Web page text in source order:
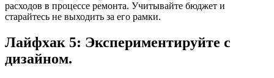
расходов в процессе ремонта. Учитывайте бюджет и
старайтесь не выходить за его рамки.
Лайфхак 5: Экспериментируйте с
дизайном.